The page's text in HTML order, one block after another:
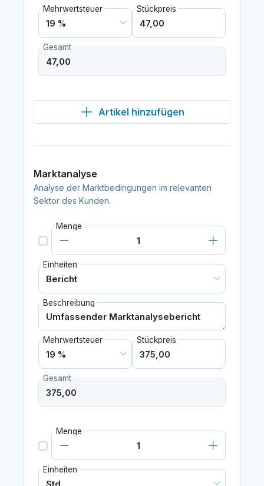
Mehrwertsteuer Stückpreis
Gesamt
Artikel hinzufügen
Marktanalyse
Analyse der Marktbedingungen im relevanten
Sektor des Kunden.
Menge
Einheiten
Beschreibung
Mehrwertsteuer Stückpreis
Gesamt
Menge
Einheiten